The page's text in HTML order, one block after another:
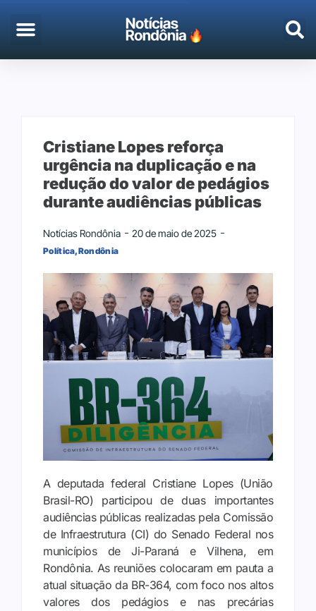
Cristiane Lopes reforça
urgência na duplicação e na
redução do valor de pedágios
durante audiências públicas
Notícias Rondônia 20 de maio de 2025
Política,Rondônia
A deputada federal Cristiane Lopes (União
Brasil-RO) participou de duas importantes
audiências públicas realizadas pela Comissão
de Infraestrutura (CI) do Senado Federal nos
municípios de Ji-Paraná e Vilhena, em
Rondônia. As reuniões colocaram em pauta a
atual situação da BR-364, com foco nos altos
valores dos pedágios e nas precárias